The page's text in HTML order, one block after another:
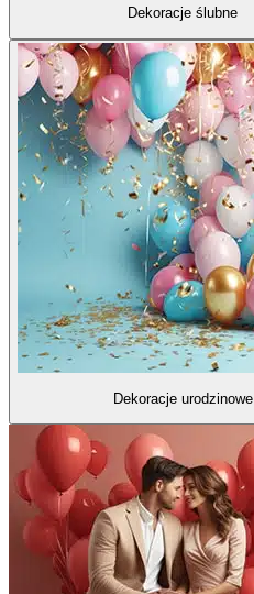
Dekoracje ślubne
Dekoracje urodzinowe